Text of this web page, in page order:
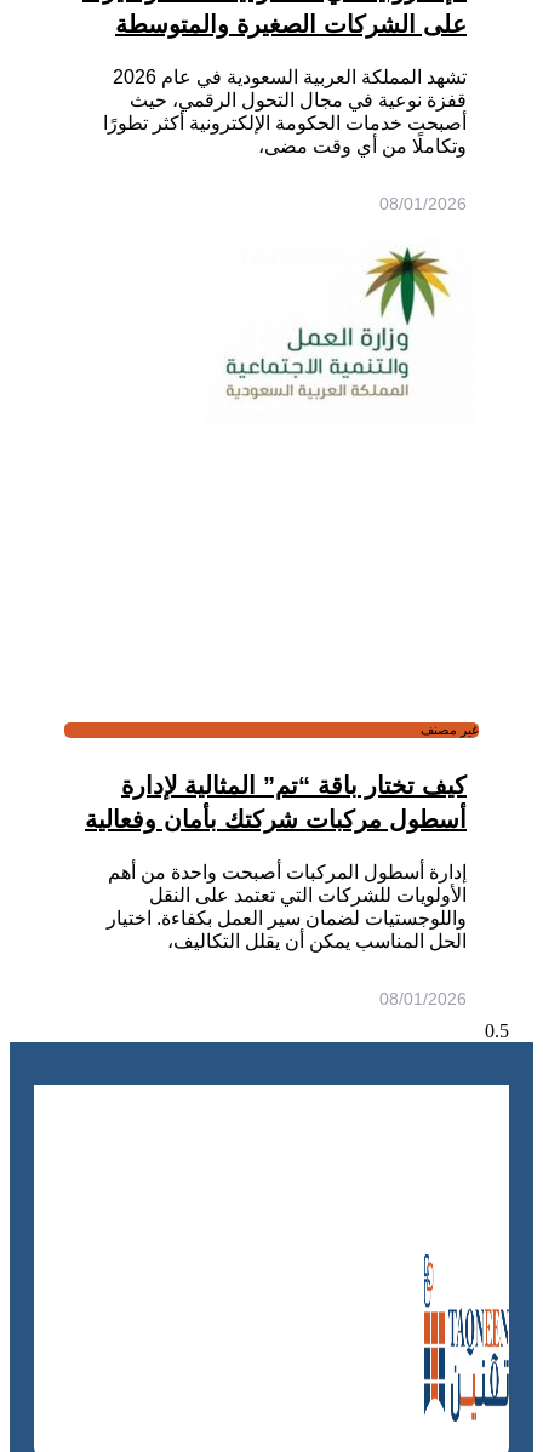
على الشركات الصغيرة والمتوسطة
تشهد المملكة العربية السعودية في عام 2026
قفزة نوعية في مجال التحول الرقمي، حيث
أصبحت خدمات الحكومة الإلكترونية أكثر تطورًا
وتكاملًا من أي وقت مضى،
08/01/2026
غير مصنف
كيف تختار باقة “تم” المثالية لإدارة
أسطول مركبات شركتك بأمان وفعالية
إدارة أسطول المركبات أصبحت واحدة من أهم
الأولويات للشركات التي تعتمد على النقل
واللوجستيات لضمان سير العمل بكفاءة. اختيار
الحل المناسب يمكن أن يقلل التكاليف،
08/01/2026